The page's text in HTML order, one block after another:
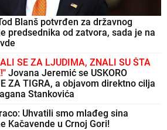
Blanš potvrđen za državnog
predsednika od zatvora, sada je na
SE ZA LJUDIMA, ZNALI SU ŠTA
Jovana Jeremić se USKORO
ZA TIGRA, a objavom direktno cilja
Stankovića
Uhvatili smo mlađeg sina
Kačavende u Crnoj Gori!